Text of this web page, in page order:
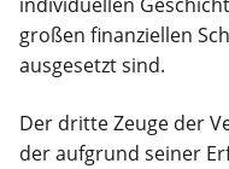
großen finanziellen
ausgesetzt sind.
Der dritte Zeuge der
der aufgrund seiner